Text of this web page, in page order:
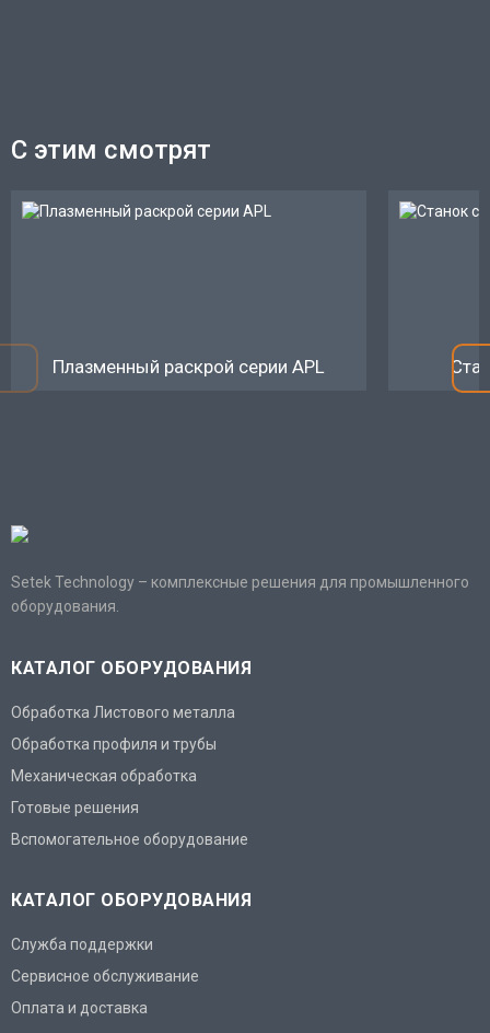
С этим смотрят
Плазменный раскрой серии APL
Setek Technology – комплексные решения для промышленного
оборудования.
КАТАЛОГ ОБОРУДОВАНИЯ
Обработка Листового металла
Обработка профиля и трубы
Механическая обработка
Готовые решения
Вспомогательное оборудование
КАТАЛОГ ОБОРУДОВАНИЯ
Служба поддержки
Сервисное обслуживание
Оплата и доставка